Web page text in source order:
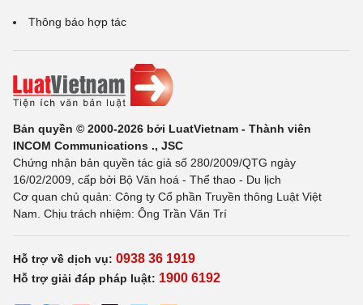
Thông báo hợp tác
Bản quyền © 2000-2026 bởi LuatVietnam - Thành viên
INCOM Communications ., JSC
Chứng nhận bản quyền tác giả số 280/2009/QTG ngày
16/02/2009, cấp bởi Bộ Văn hoá - Thể thao - Du lịch
Cơ quan chủ quản: Công ty Cổ phần Truyền thông Luật Việt
Nam. Chịu trách nhiệm: Ông Trần Văn Trí
Hỗ trợ về dịch vụ: 0938 36 1919
Hỗ trợ giải đáp pháp luật: 1900 6192